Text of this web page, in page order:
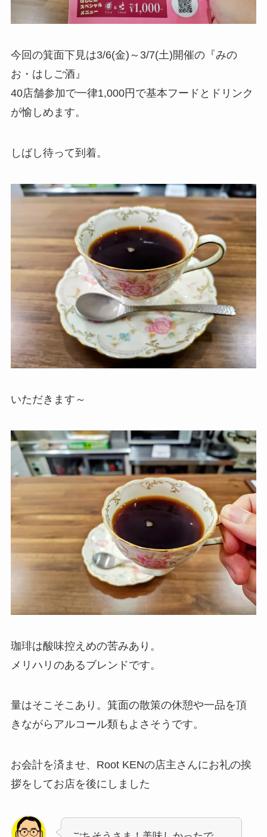
今回の箕面下見は3/6(金)～3/7(土)開催の『みの
お・はしご酒』
40店舗参加で一律1,000円で基本フードとドリンク
が愉しめます。
しばし待って到着。
いただきます～
珈琲は酸味控えめの苦みあり。
メリハリのあるブレンドです。
量はそこそこあり。箕面の散策の休憩や一品を頂
きながらアルコール類もよさそうです。
お会計を済ませ、Root KENの店主さんにお礼の挨
拶をしてお店を後にしました